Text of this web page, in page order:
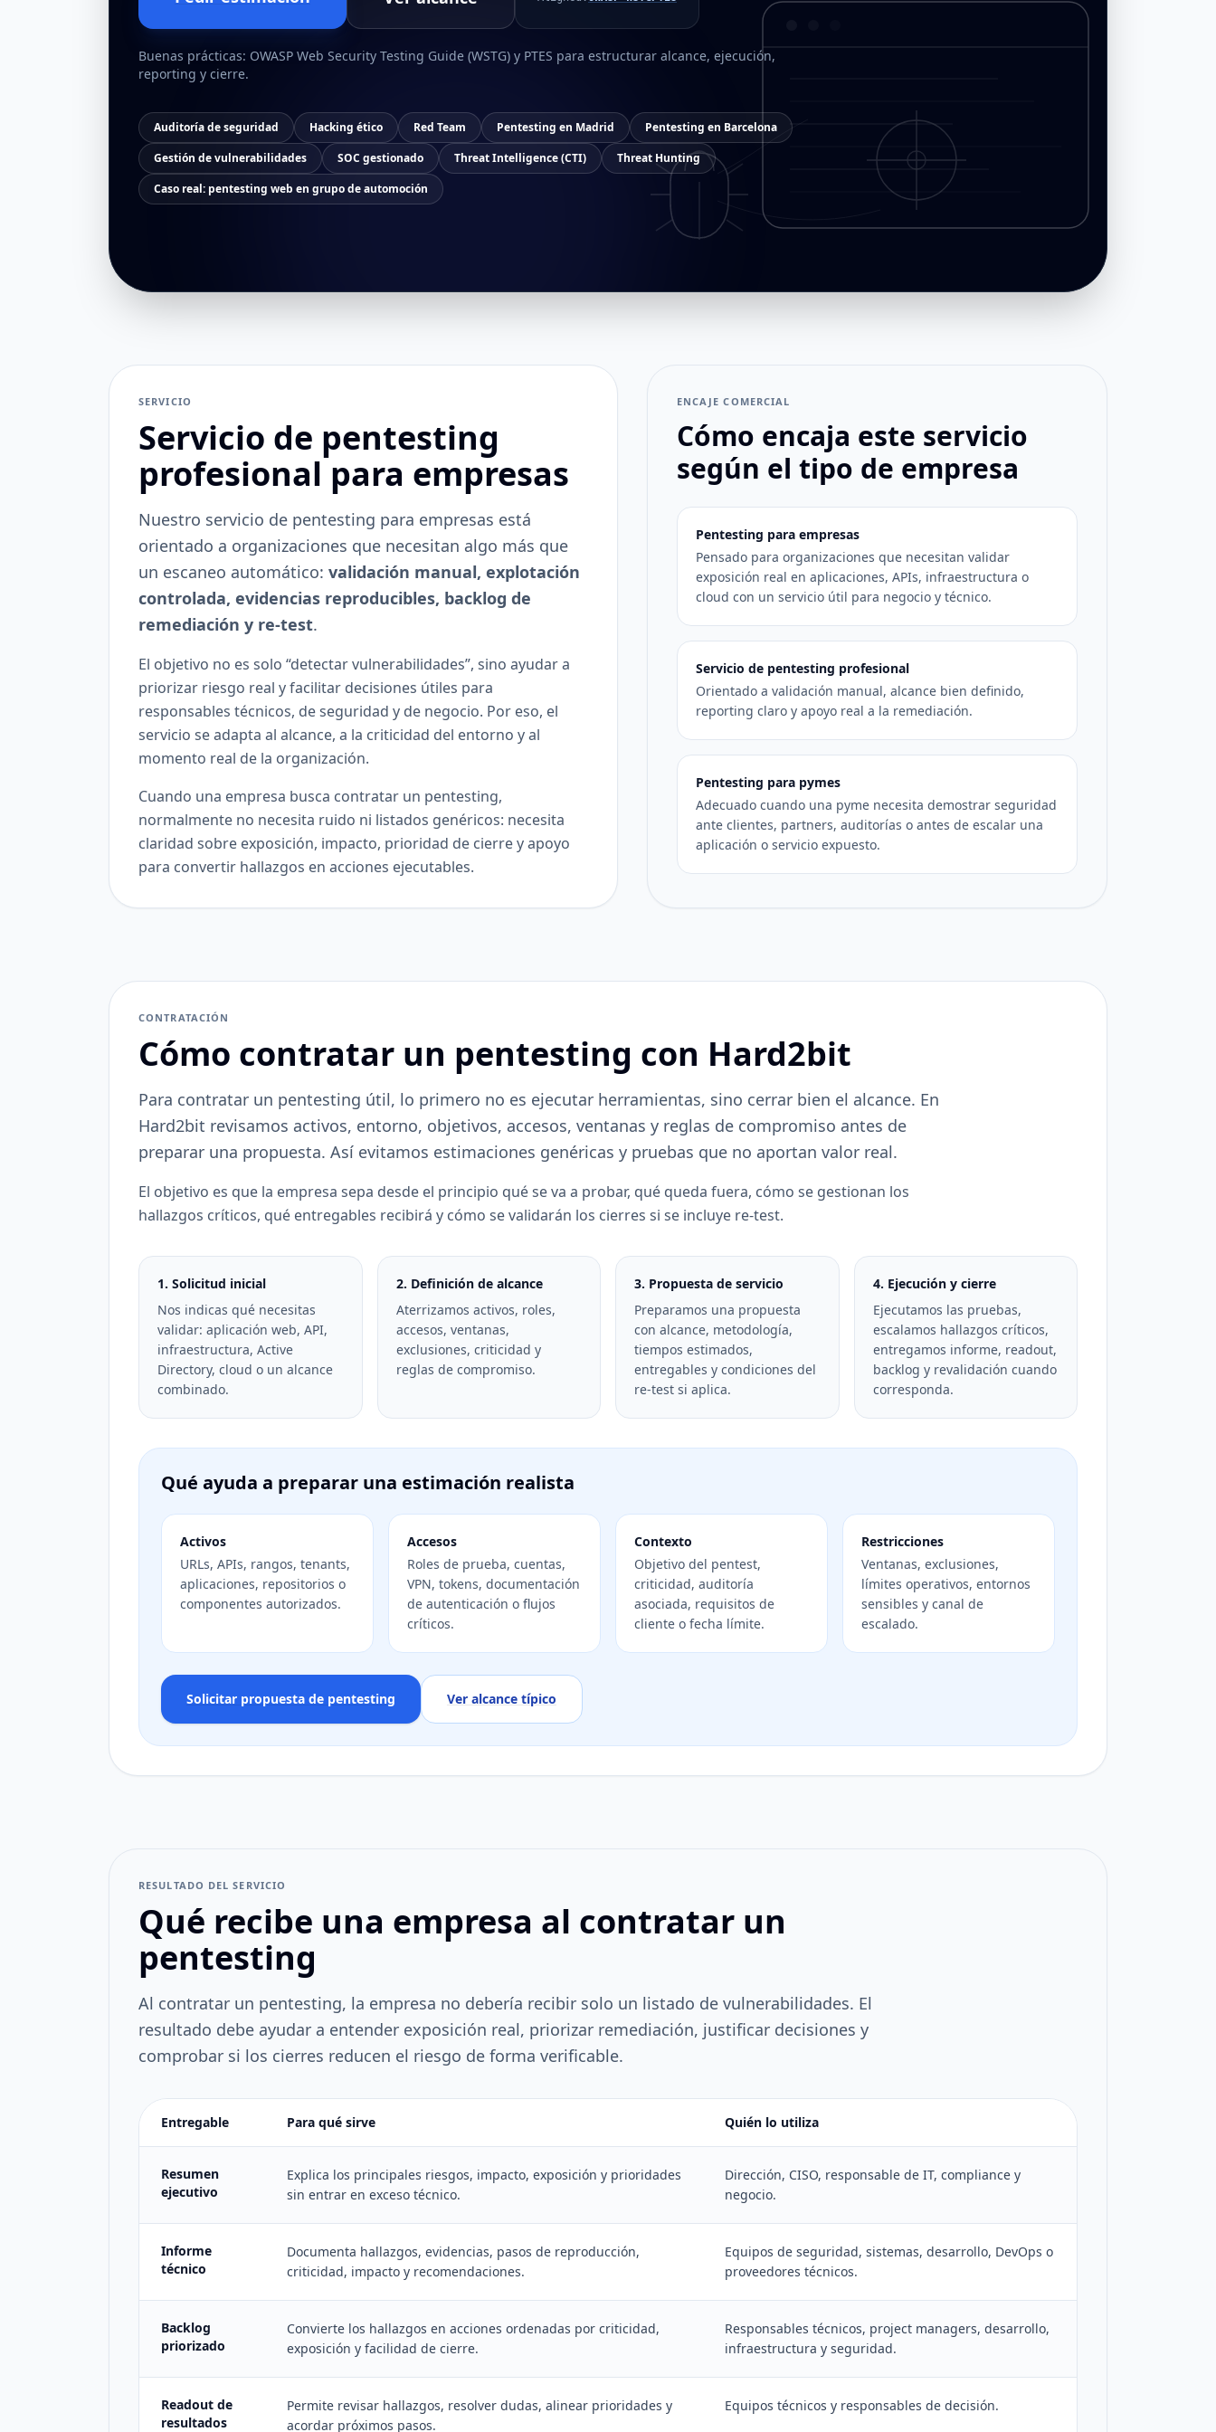
Buenas prácticas: OWASP Web Security Testing Guide (WSTG) y PTES para estructurar alcance, ejecución,
reporting y cierre.
Auditoría de seguridad Hacking ético Red Team Pentesting en Madrid
Pentesting en Barcelona
Gestión de vulnerabilidades
SOC gestionado Threat Intelligence (CTI)
Threat Hunting
Caso real: pentesting web en grupo de automoción
SERVICIO
Servicio de pentesting
profesional para empresas
Nuestro servicio de pentesting para empresas está
orientado a organizaciones que necesitan algo más que
un escaneo automático: validación manual, explotación
controlada, evidencias reproducibles, backlog de
remediación y re-test.
El objetivo no es solo “detectar vulnerabilidades”, sino ayudar a
priorizar riesgo real y facilitar decisiones útiles para
responsables técnicos, de seguridad y de negocio. Por eso, el
servicio se adapta al alcance, a la criticidad del entorno y al
momento real de la organización.
Cuando una empresa busca contratar un pentesting,
normalmente no necesita ruido ni listados genéricos: necesita
claridad sobre exposición, impacto, prioridad de cierre y apoyo
para convertir hallazgos en acciones ejecutables.
ENCAJE COMERCIAL
Cómo encaja este servicio
según el tipo de empresa
Pentesting para empresas
Pensado para organizaciones que necesitan validar
exposición real en aplicaciones, APIs, infraestructura o
cloud con un servicio útil para negocio y técnico.
Servicio de pentesting profesional
Orientado a validación manual, alcance bien definido,
reporting claro y apoyo real a la remediación.
Pentesting para pymes
Adecuado cuando una pyme necesita demostrar seguridad
ante clientes, partners, auditorías o antes de escalar una
aplicación o servicio expuesto.
CONTRATACIÓN
Cómo contratar un pentesting con Hard2bit
Para contratar un pentesting útil, lo primero no es ejecutar herramientas, sino cerrar bien el alcance. En
Hard2bit revisamos activos, entorno, objetivos, accesos, ventanas y reglas de compromiso antes de
preparar una propuesta. Así evitamos estimaciones genéricas y pruebas que no aportan valor real.
El objetivo es que la empresa sepa desde el principio qué se va a probar, qué queda fuera, cómo se gestionan los
hallazgos críticos, qué entregables recibirá y cómo se validarán los cierres si se incluye re-test.
1. Solicitud inicial
Nos indicas qué necesitas
validar: aplicación web, API,
infraestructura, Active
Directory, cloud o un alcance
combinado.
2. Definición de alcance
Aterrizamos activos, roles,
accesos, ventanas,
exclusiones, criticidad y
reglas de compromiso.
3. Propuesta de servicio
Preparamos una propuesta
con alcance, metodología,
tiempos estimados,
entregables y condiciones del
re-test si aplica.
4. Ejecución y cierre
Ejecutamos las pruebas,
escalamos hallazgos críticos,
entregamos informe, readout,
backlog y revalidación cuando
corresponda.
Qué ayuda a preparar una estimación realista
Activos
URLs, APIs, rangos, tenants,
aplicaciones, repositorios o
componentes autorizados.
Accesos
Roles de prueba, cuentas,
VPN, tokens, documentación
de autenticación o flujos
críticos.
Contexto
Objetivo del pentest,
criticidad, auditoría
asociada, requisitos de
cliente o fecha límite.
Restricciones
Ventanas, exclusiones,
límites operativos, entornos
sensibles y canal de
escalado.
Solicitar propuesta de pentesting Ver alcance típico
RESULTADO DEL SERVICIO
Qué recibe una empresa al contratar un
pentesting
Al contratar un pentesting, la empresa no debería recibir solo un listado de vulnerabilidades. El
resultado debe ayudar a entender exposición real, priorizar remediación, justificar decisiones y
comprobar si los cierres reducen el riesgo de forma verificable.
Entregable Para qué sirve Quién lo utiliza
Resumen
ejecutivo
Explica los principales riesgos, impacto, exposición y prioridades
sin entrar en exceso técnico.
Dirección, CISO, responsable de IT, compliance y
negocio.
Informe
técnico
Documenta hallazgos, evidencias, pasos de reproducción,
criticidad, impacto y recomendaciones.
Equipos de seguridad, sistemas, desarrollo, DevOps o
proveedores técnicos.
Backlog
priorizado
Convierte los hallazgos en acciones ordenadas por criticidad,
exposición y facilidad de cierre.
Responsables técnicos, project managers, desarrollo,
infraestructura y seguridad.
Readout de
resultados
Permite revisar hallazgos, resolver dudas, alinear prioridades y
acordar próximos pasos.
Equipos técnicos y responsables de decisión.